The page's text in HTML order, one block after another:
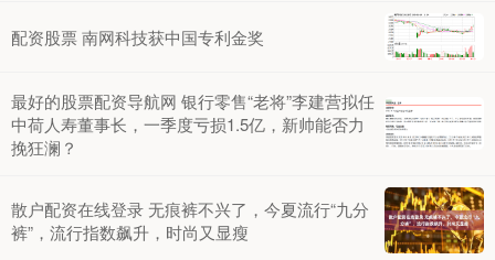
配资股票 南网科技获中国专利金奖
最好的股票配资导航网 银行零售“老将”李建营拟任
中荷人寿董事长，一季度亏损1.5亿，新帅能否力
挽狂澜？
散户配资在线登录 无痕裤不兴了，今夏流行“九分
裤”，流行指数飙升，时尚又显瘦